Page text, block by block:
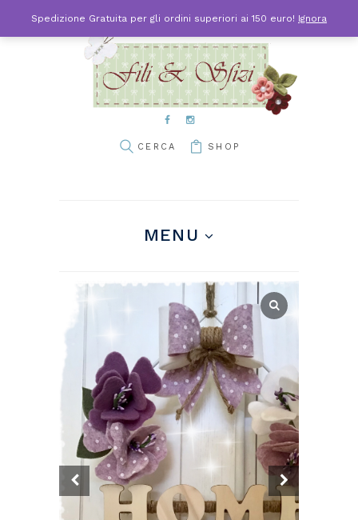
SHOP
MENU
Spedizione Gratuita per gli ordini superiori ai 150 euro! Ignora